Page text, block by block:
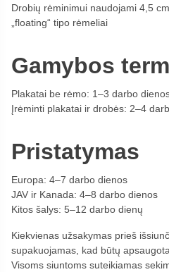
Drobių rėminimui naudojami 4,5
„floating“ tipo rėmeliai
Gamybos
Plakatai be rėmo: 1–3 darbo
Įrėminti plakatai ir drobės: 2–4
Pristatymas
Europa: 4–7 darbo dienos
JAV ir Kanada: 4–8 darbo dienos
Kitos šalys: 5–12 darbo dienų
Kiekvienas užsakymas prieš
supakuojamas, kad būtų
Visoms siuntoms suteikiamas